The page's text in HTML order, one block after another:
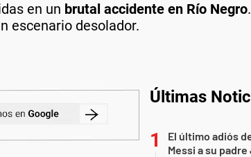
en un brutal accidente en Río Negro
escenario desolador.
Últimas
El último adiós
Messi a su